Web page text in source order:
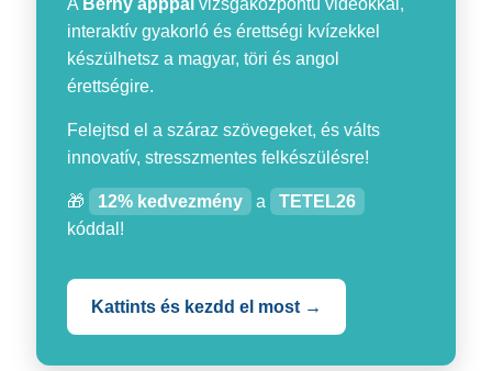
A Berny apppal vizsgaközpontú videókkal,
interaktív gyakorló és érettségi kvízekkel
készülhetsz a magyar, töri és angol
érettségire.
Felejtsd el a száraz szövegeket, és válts
innovatív, stresszmentes felkészülésre!
🎁 12% kedvezmény a
TETEL26
kóddal!
Kattints és kezdd el most →